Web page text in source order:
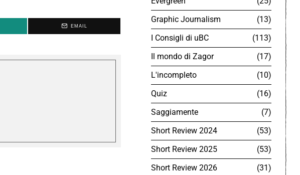
EMAIL
Graphic Journalism
13
I Consigli di uBC
113
Il mondo di Zagor
17
L'incompleto
10
Quiz
16
Saggiamente
7
Short Review 2024
53
Short Review 2025
53
Short Review 2026
31